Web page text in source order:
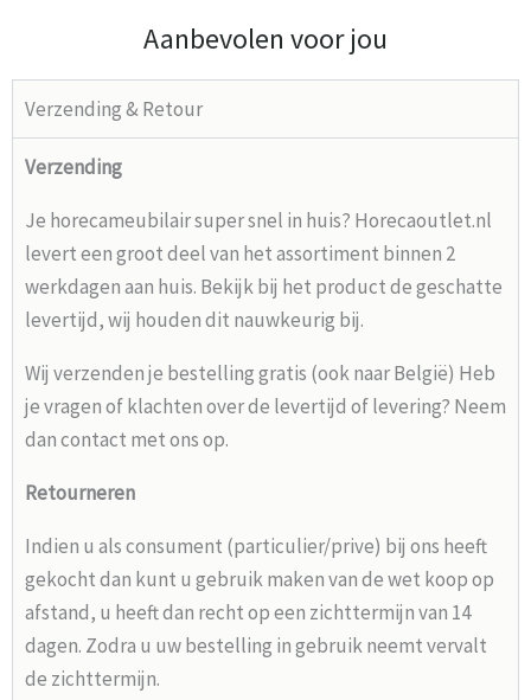
Aanbevolen voor jou
Verzending & Retour
Verzending
Je horecameubilair super snel in huis? Horecaoutlet.nl
levert een groot deel van het assortiment binnen 2
werkdagen aan huis. Bekijk bij het product de geschatte
levertijd, wij houden dit nauwkeurig bij.
Wij verzenden je bestelling gratis (ook naar België) Heb
je vragen of klachten over de levertijd of levering? Neem
dan contact met ons op.
Retourneren
Indien u als consument (particulier/prive) bij ons heeft
gekocht dan kunt u gebruik maken van de wet koop op
afstand, u heeft dan recht op een zichttermijn van 14
dagen. Zodra u uw bestelling in gebruik neemt vervalt
de zichttermijn.